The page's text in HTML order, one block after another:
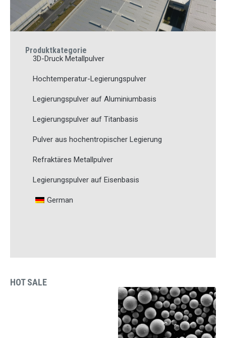
Produktkategorie
3D-Druck Metallpulver
Hochtemperatur-Legierungspulver
Legierungspulver auf Aluminiumbasis
Legierungspulver auf Titanbasis
Pulver aus hochentropischer Legierung
Refraktäres Metallpulver
Legierungspulver auf Eisenbasis
German
HOT SALE